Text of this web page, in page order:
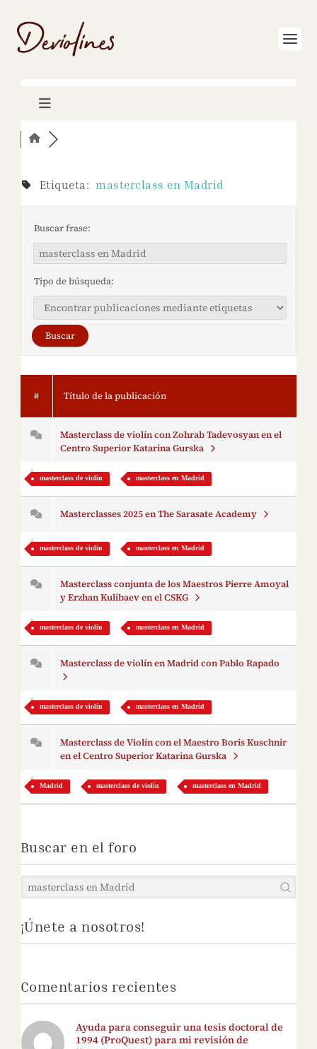
Etiqueta:masterclass en Madrid
Buscar frase:
Tipo de búsqueda:
# Título de la publicación
Masterclass de violín con Zohrab Tadevosyan en el
Centro Superior Katarina Gurska
masterclass de violín masterclass en Madrid
Masterclasses 2025 en The Sarasate Academy
masterclass de violín masterclass en Madrid
Masterclass conjunta de los Maestros Pierre Amoyal
y Erzhan Kulibaev en el CSKG
masterclass de violín masterclass en Madrid
Masterclass de violín en Madrid con Pablo Rapado
masterclass de violín masterclass en Madrid
Masterclass de Violín con el Maestro Boris Kuschnir
en el Centro Superior Katarina Gurska
Madrid masterclass de violín masterclass en Madrid
Buscar en el foro
¡Únete a nosotros!
Comentarios recientes
Ayuda para conseguir una tesis doctoral de
1994 (ProQuest) para mi revisión de